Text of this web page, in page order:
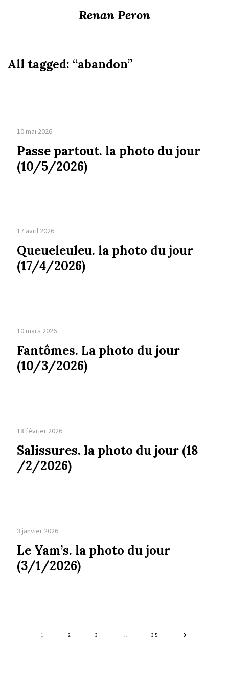
Renan Peron
All tagged: “abandon”
10 mai 2026
Passe partout. la photo du jour
(10/5/2026)
17 avril 2026
Queueleuleu. la photo du jour
(17/4/2026)
10 mars 2026
Fantômes. La photo du jour
(10/3/2026)
18 février 2026
Salissures. la photo du jour (18
/2/2026)
3 janvier 2026
Le Yam’s. la photo du jour
(3/1/2026)
1 2 3 … 35